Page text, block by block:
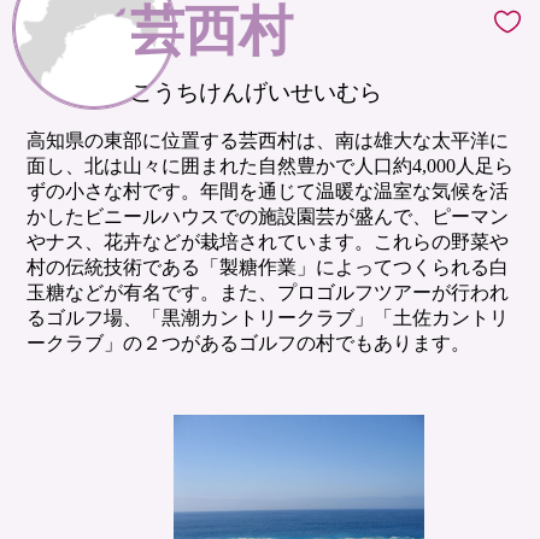
芸西村
こうちけんげいせいむら
高知県の東部に位置する芸西村は、南は雄大な太平洋に
面し、北は山々に囲まれた自然豊かで人口約4,000人足ら
ずの小さな村です。年間を通じて温暖な温室な気候を活
かしたビニールハウスでの施設園芸が盛んで、ピーマン
やナス、花卉などが栽培されています。これらの野菜や
村の伝統技術である「製糖作業」によってつくられる白
玉糖などが有名です。また、プロゴルフツアーが行われ
るゴルフ場、「黒潮カントリークラブ」「土佐カントリ
ークラブ」の２つがあるゴルフの村でもあります。